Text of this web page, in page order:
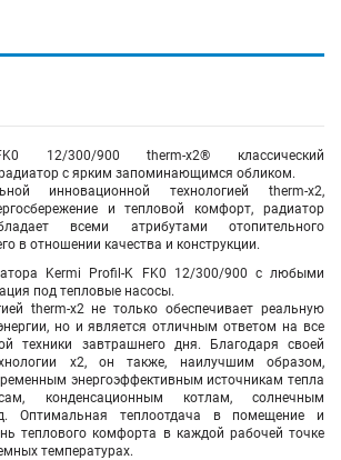
12/300/900 therm-x2® классический
с ярким запоминающимся обликом.
инновационной технологией therm-x2,
и тепловой комфорт, радиатор
всеми атрибутами отопительного
в отношении качества и конструкции.
Kermi Profil-K FK0 12/300/900 с любыми
под тепловые насосы.
therm-x2 не только обеспечивает реальную
но и является отличным ответом на все
техники завтрашнего дня. Благодаря своей
x2, он также, наилучшим образом,
энергоэффективным источникам тепла
конденсационным котлам, солнечным
Оптимальная теплоотдача в помещение и
теплового комфорта в каждой рабочей точке
температурах.